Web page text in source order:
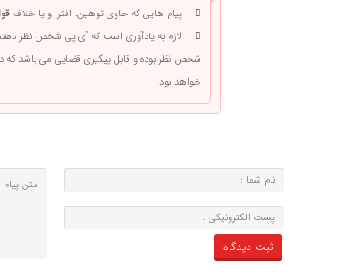
پیام هایی که حاوی توهین، افترا و یا خلاف
لازم به یادآوری است که آی پی شخص نظر
شخص نظر بوده و قابل پیگیری قضایی می باشد
خواهد بود.